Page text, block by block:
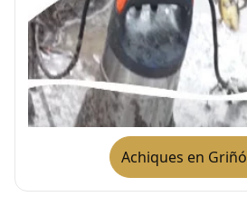
Achiques en